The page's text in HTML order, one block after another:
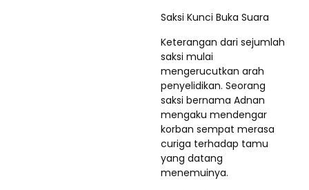
Saksi Kunci Buka Suara
Keterangan dari sejumlah
saksi mulai
mengerucutkan arah
penyelidikan. Seorang
saksi bernama Adnan
mengaku mendengar
korban sempat merasa
curiga terhadap tamu
yang datang
menemuinya.